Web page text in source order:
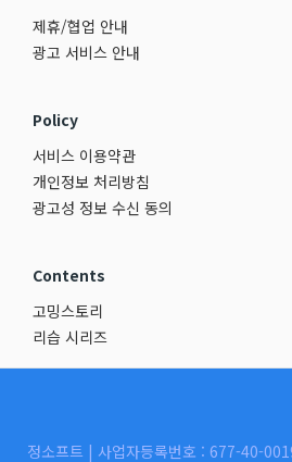
제휴/협업 안내
광고 서비스 안내
Policy
서비스 이용약관
개인정보 처리방침
광고성 정보 수신 동의
Contents
고밍스토리
리습 시리즈
정소프트 | 사업자등록번호 : 677-40-